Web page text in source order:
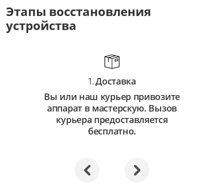
Этапы восстановления
устройства
1.Доставка
Вы или наш курьер привозите
аппарат в мастерскую. Вызов
курьера предоставляется
бесплатно.